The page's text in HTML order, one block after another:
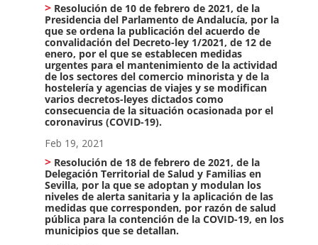
Resolución de 10 de febrero de 2021, de la
Presidencia del Parlamento de Andalucía, por la
que se ordena la publicación del acuerdo de
convalidación del Decreto-ley 1/2021, de 12 de
enero, por el que se establecen medidas
urgentes para el mantenimiento de la actividad
de los sectores del comercio minorista y de la
hostelería y agencias de viajes y se modifican
varios decretos-leyes dictados como
consecuencia de la situación ocasionada por el
coronavirus (COVID-19).
Feb 19, 2021
Resolución de 18 de febrero de 2021, de la
Delegación Territorial de Salud y Familias en
Sevilla, por la que se adoptan y modulan los
niveles de alerta sanitaria y la aplicación de las
medidas que corresponden, por razón de salud
pública para la contención de la COVID-19, en los
municipios que se detallan.